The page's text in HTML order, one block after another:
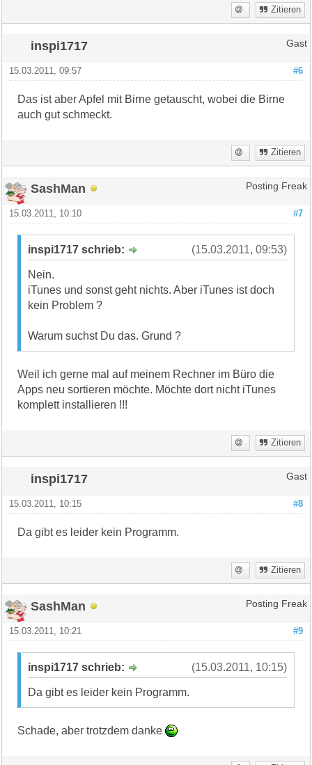
Zitieren
inspi1717 Gast
#6
15.03.2011, 09:57
Das ist aber Apfel mit Birne getauscht, wobei die Birne
auch gut schmeckt.
Zitieren
SashMan Posting Freak
#7
15.03.2011, 10:10
(15.03.2011, 09:53)
inspi1717 schrieb:
Nein.
iTunes und sonst geht nichts. Aber iTunes ist doch
kein Problem ?
Warum suchst Du das. Grund ?
Weil ich gerne mal auf meinem Rechner im Büro die
Apps neu sortieren möchte. Möchte dort nicht iTunes
komplett installieren !!!
Zitieren
inspi1717 Gast
#8
15.03.2011, 10:15
Da gibt es leider kein Programm.
Zitieren
SashMan Posting Freak
#9
15.03.2011, 10:21
(15.03.2011, 10:15)
inspi1717 schrieb:
Da gibt es leider kein Programm.
Schade, aber trotzdem danke